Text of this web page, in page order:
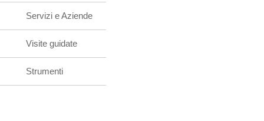
Servizi e Aziende
Visite guidate
Strumenti